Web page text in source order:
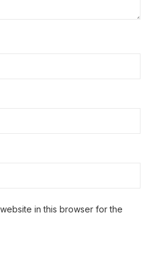
in this browser for the